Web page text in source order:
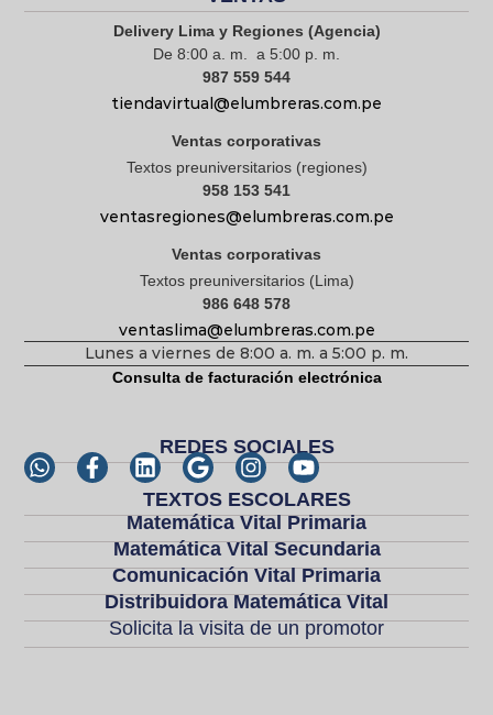
Delivery Lima y Regiones (Agencia)
De 8:00 a. m. a 5:00 p. m.
987 559 544
tiendavirtual@elumbreras.com.pe
Ventas corporativas
Textos preuniversitarios (regiones)
958 153 541
ventasregiones@elumbreras.com.pe
Ventas corporativas
Textos preuniversitarios (Lima)
986 648 578
ventaslima@elumbreras.com.pe
Lunes a viernes de 8:00 a. m. a 5:00 p. m.
Consulta de facturación electrónica
REDES SOCIALES
TEXTOS ESCOLARES
Matemática Vital Primaria
Matemática Vital Secundaria
Comunicación Vital Primaria
Distribuidora Matemática Vital
Solicita la visita de un promotor